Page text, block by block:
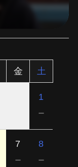
金 土
1
－
7
－
8
－